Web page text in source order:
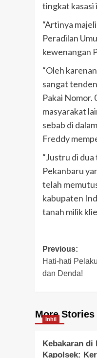
tingkat kasasi
“Artinya
Peradilan
kewenangan
“Oleh
sangat
Pakai Nomor.
masyarakat
sebab di
Freddy
“Justru di
Pekanbaru
telah
kabupaten
tanah milik
Post
Previous:
Hati-hati
dan Denda!
More Stories
Inhil
Kebakaran di
Kapolsek: